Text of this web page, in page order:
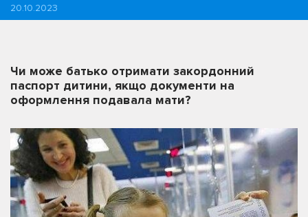
20.10.2023
Чи може батько отримати закордонний
паспорт дитини, якщо документи на
оформлення подавала мати?